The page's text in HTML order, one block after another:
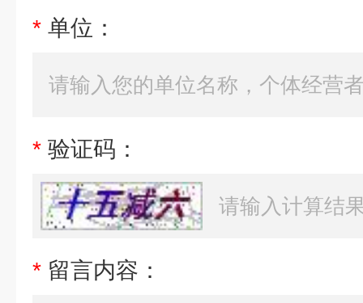
* 单位：
* 验证码：
* 留言内容：